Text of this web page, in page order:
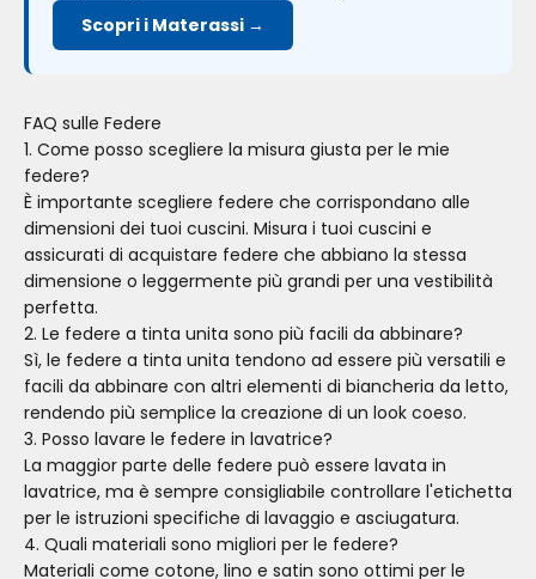
Scopri i Materassi →
FAQ sulle Federe
1. Come posso scegliere la misura giusta per le mie
federe?
È importante scegliere federe che corrispondano alle
dimensioni dei tuoi cuscini. Misura i tuoi cuscini e
assicurati di acquistare federe che abbiano la stessa
dimensione o leggermente più grandi per una vestibilità
perfetta.
2. Le federe a tinta unita sono più facili da abbinare?
Sì, le federe a tinta unita tendono ad essere più versatili e
facili da abbinare con altri elementi di biancheria da letto,
rendendo più semplice la creazione di un look coeso.
3. Posso lavare le federe in lavatrice?
La maggior parte delle federe può essere lavata in
lavatrice, ma è sempre consigliabile controllare l'etichetta
per le istruzioni specifiche di lavaggio e asciugatura.
4. Quali materiali sono migliori per le federe?
Materiali come cotone, lino e satin sono ottimi per le